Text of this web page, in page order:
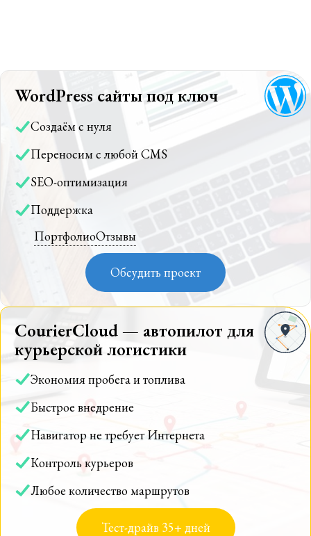
WordPress сайты под ключ
Создаём с нуля
Переносим с любой CMS
SEO-оптимизация
Поддержка
ПортфолиоОтзывы
Обсудить проект
CourierCloud — автопилот для
курьерской логистики
Экономия пробега и топлива
Быстрое внедрение
Навигатор не требует Интернета
Контроль курьеров
Любое количество маршрутов
Тест-драйв 35+ дней